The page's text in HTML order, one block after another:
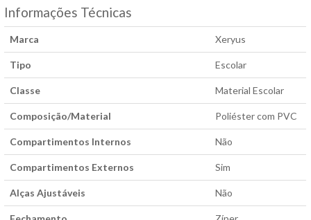
Informações Técnicas
Marca Xeryus
Tipo Escolar
Classe Material Escolar
Composição/Material Poliéster com PVC
Compartimentos Internos Não
Compartimentos Externos Sim
Alças Ajustáveis Não